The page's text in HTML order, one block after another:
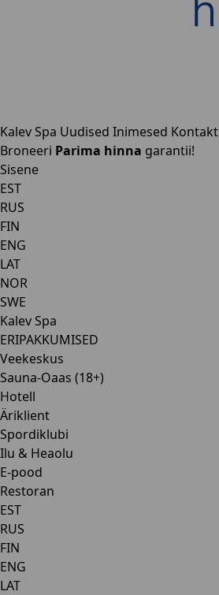
Kalev Spa Uudised Inimesed Kontakt
Broneeri Parima hinna garantii!
Sisene
EST
RUS
FIN
ENG
LAT
NOR
SWE
Kalev Spa
ERIPAKKUMISED
Veekeskus
Sauna-Oaas (18+)
Hotell
Äriklient
Spordiklubi
Ilu & Heaolu
E-pood
Restoran
EST
RUS
FIN
ENG
LAT